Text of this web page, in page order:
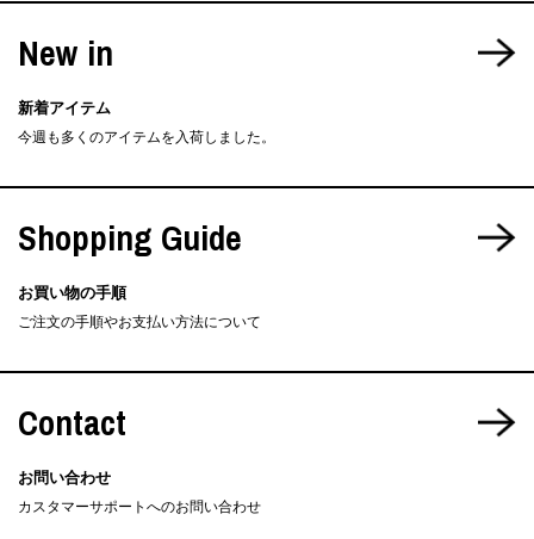
New in
新着アイテム
今週も多くのアイテムを入荷しました。
Shopping Guide
お買い物の手順
ご注文の手順やお支払い方法について
Contact
お問い合わせ
カスタマーサポートへのお問い合わせ